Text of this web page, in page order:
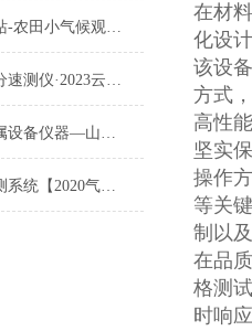
农田小气候观测站-农田小气候观测站-农田小气候观测站
多功能型土壤养分速测仪·2023云唐厂家新品多功能型土壤养分速测仪
检测食品中重金属设备仪器—山东云唐专业研发生产制造
校园气象环境监测系统【2020气象站新品发布】
在材
化设
该设
方式
高性
坚实
操作
等关
制以
在品
格测
时响